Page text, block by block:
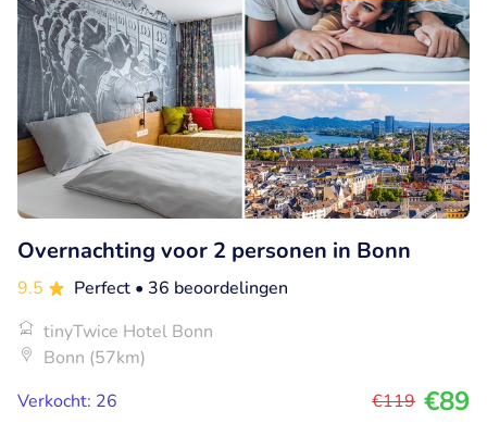
Overnachting voor 2 personen in Bonn
9.5 Perfect • 36 beoordelingen
tinyTwice Hotel Bonn
Bonn (57km)
Verkocht: 26
€119 €89